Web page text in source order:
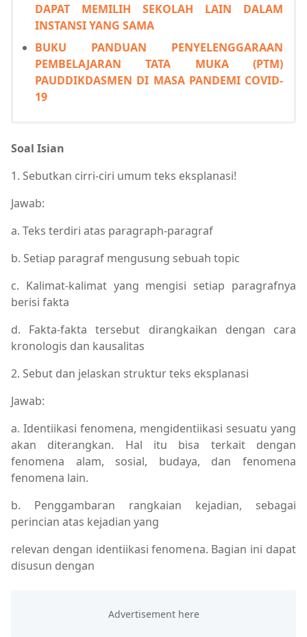
DAPAT MEMILIH SEKOLAH LAIN DALAM
INSTANSI YANG SAMA
BUKU PANDUAN PENYELENGGARAAN
PEMBELAJARAN TATA MUKA (PTM)
PAUDDIKDASMEN DI MASA PANDEMI COVID-
19
Soal Isian
1. Sebutkan cirri-ciri umum teks eksplanasi!
Jawab:
a. Teks terdiri atas paragraph-paragraf
b. Setiap paragraf mengusung sebuah topic
c. Kalimat-kalimat yang mengisi setiap paragrafnya
berisi fakta
d. Fakta-fakta tersebut dirangkaikan dengan cara
kronologis dan kausalitas
2. Sebut dan jelaskan struktur teks eksplanasi
Jawab:
a. Identiikasi fenomena, mengidentiikasi sesuatu yang
akan diterangkan. Hal itu bisa terkait dengan
fenomena alam, sosial, budaya, dan fenomena
fenomena lain.
b. Penggambaran rangkaian kejadian, sebagai
perincian atas kejadian yang
relevan dengan identiikasi fenomena. Bagian ini dapat
disusun dengan